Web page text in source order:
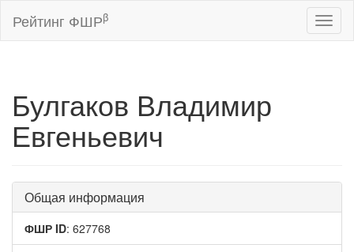
Рейтинг ФШРβ
Булгаков Владимир
Евгеньевич
Общая информация
ФШР ID: 627768